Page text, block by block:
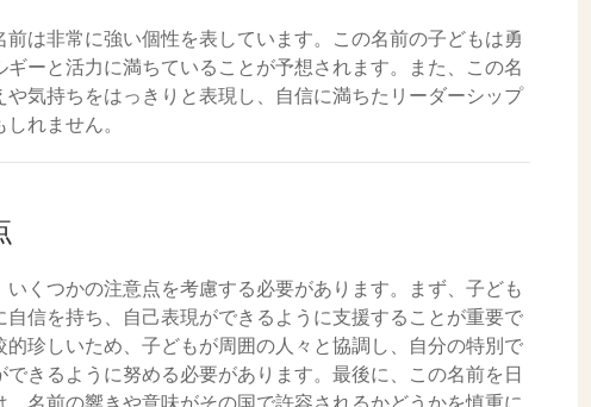
前は非常に強い個性を表しています。この名前の子どもは勇
ーと活力に満ちていることが予想されます。また、この名
気持ちをはっきりと表現し、自信に満ちたリーダーシップ
れません。
いくつかの注意点を考慮する必要があります。まず、子ども
信を持ち、自己表現ができるように支援することが重要で
珍しいため、子どもが周囲の人々と協調し、自分の特別で
きるように努める必要があります。最後に、この名前を日